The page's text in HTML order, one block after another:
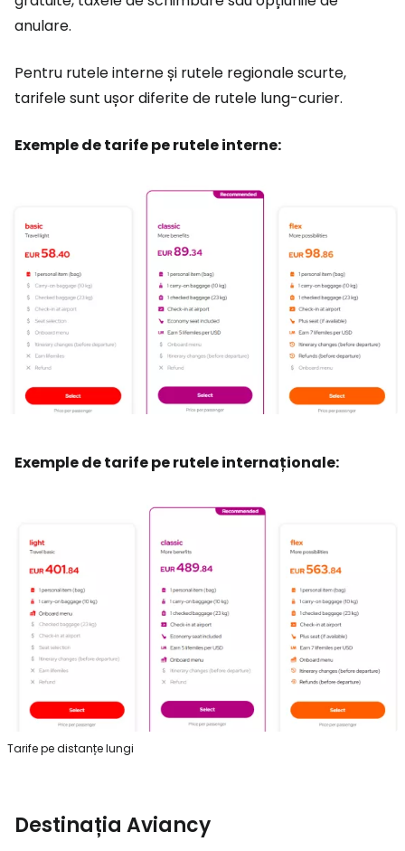
anulare.
Pentru rutele interne și rutele regionale scurte,
tarifele sunt ușor diferite de rutele lung-curier.
Exemple de tarife pe rutele interne:
Exemple de tarife pe rutele internaționale:
Tarife pe distanțe lungi
Destinația Aviancy